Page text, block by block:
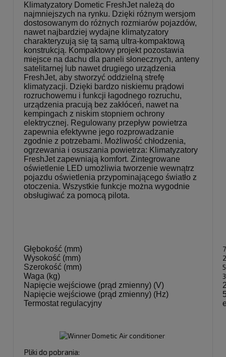
Klimatyzatory Dometic FreshJet należą do
najmniejszych na rynku. Dzięki różnym wersjom
dostosowanym do różnych rozmiarów pojazdów,
nawet najbardziej wydajne klimatyzatory
charakteryzują się tą samą ultra-kompaktową
konstrukcją. Kompaktowy projekt pozostawia
miejsce na dachu dla paneli słonecznych, anteny
satelitarnej lub nawet drugiego urządzenia
FreshJet, aby stworzyć oddzielną strefę
klimatyzacji. Dzięki bardzo niskiemu prądowi
rozruchowemu i funkcji łagodnego rozruchu,
urządzenia pracują bez zakłóceń, nawet na
kempingach z niskim stopniem ochrony
elektrycznej. Regulowany przepływ powietrza
zapewnia efektywne jego rozprowadzanie
zgodnie z potrzebami. Możliwość chłodzenia,
ogrzewania i osuszania powietrza: Klimatyzatory
FreshJet zapewniają komfort. Zintegrowane
oświetlenie LED umożliwia tworzenie wewnątrz
pojazdu oświetlenia przypominającego światło z
otoczenia. Wszystkie funkcje można wygodnie
obsługiwać za pomocą pilota.
Głębokość (mm)
Wysokość (mm)
Szerokość (mm)
Waga (kg)
Napięcie wejściowe (prąd zmienny) (V)
Napięcie wejściowe (prąd zmienny) (Hz)
Termostat regulacyjny
Pliki do pobrania: